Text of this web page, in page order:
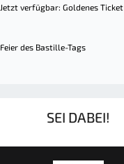
Jetzt verfügbar: Goldenes Ticket
Feier des Bastille-Tags
SEI DABEI!